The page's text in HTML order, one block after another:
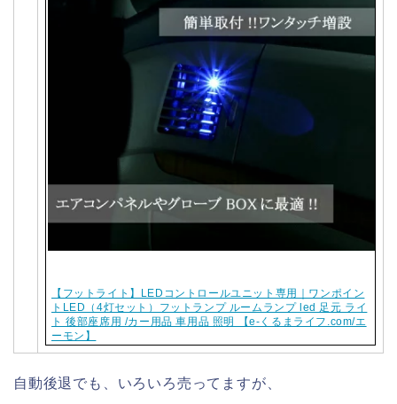
【フットライト】LEDコントロールユニット専用｜ワンポイン
トLED（4灯セット）フットランプ ルームランプ led 足元 ライ
ト 後部座席用 /カー用品 車用品 照明 【e-くるまライフ.com/エ
ーモン】
自動後退でも、いろいろ売ってますが、